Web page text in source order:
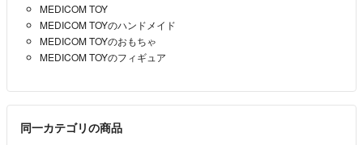
また、評価0もしくは低評価5以上の方は、購入前に必ずコメント下さ
い。コメント頂かずに購入されてもキャンセルする場合がございますの
でご了承ください。
当方が商品を購入する場合は即お支払い致します。
MEDICOM TOY
MEDICOM TOYのハンドメイド
MEDICOM TOYのおもちゃ
MEDICOM TOYのフィギュア
同一カテゴリの商品